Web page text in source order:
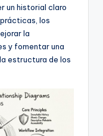
un historial claro
los
la
y fomentar una
estructura de los